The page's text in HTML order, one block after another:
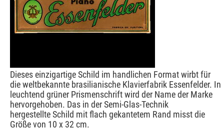
Dieses einzigartige Schild im handlichen Format wirbt für
die weltbekannte brasilianische Klavierfabrik Essenfelder. In
leuchtend grüner Prismenschrift wird der Name der Marke
hervorgehoben. Das in der Semi-Glas-Technik
hergestellte Schild mit flach gekantetem Rand misst die
Größe von 10 x 32 cm.